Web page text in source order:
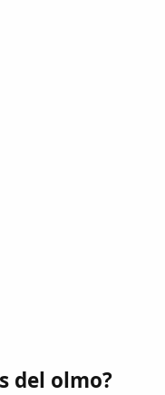
del olmo?